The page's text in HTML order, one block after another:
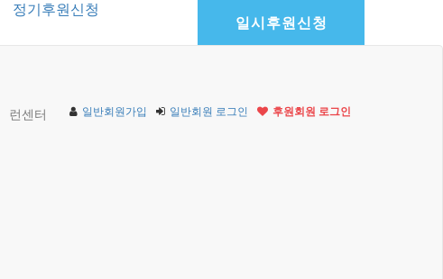
정기후원신청
일시후원신청
런센터 일반회원가입 일반회원 로그인 후원회원 로그인